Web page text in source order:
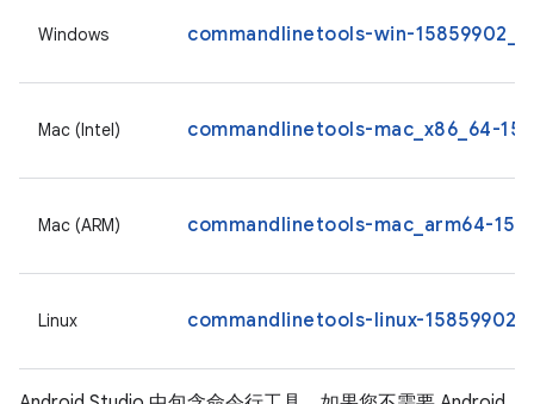
Windows commandlinetools-win-
Mac (Intel) commandlinetools-mac_x86_64-
Mac (ARM) commandlinetools-mac_arm64-
Linux commandlinetools-linux-